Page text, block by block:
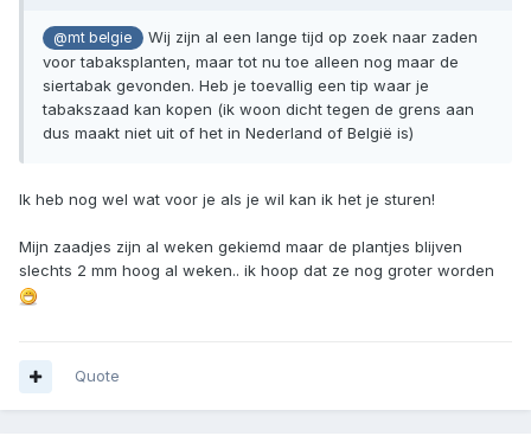
@mt belgie
Wij zijn al een lange tijd op zoek naar zaden
voor tabaksplanten, maar tot nu toe alleen nog maar de
siertabak gevonden. Heb je toevallig een tip waar je
tabakszaad kan kopen (ik woon dicht tegen de grens aan
dus maakt niet uit of het in Nederland of België is)
Ik heb nog wel wat voor je als je wil kan ik het je sturen!
Mijn zaadjes zijn al weken gekiemd maar de plantjes blijven
slechts 2 mm hoog al weken.. ik hoop dat ze nog groter worden
Quote